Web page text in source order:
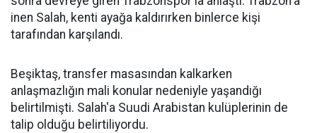
inen Salah, kenti ayağa kaldırırken binlerce kişi
tarafından karşılandı.
Beşiktaş, transfer masasından kalkarken
anlaşmazlığın mali konular nedeniyle yaşandığı
belirtilmişti. Salah'a Suudi Arabistan kulüplerinin de
talip olduğu belirtiliyordu.